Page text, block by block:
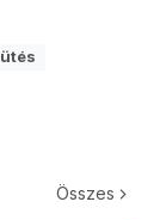
Összes